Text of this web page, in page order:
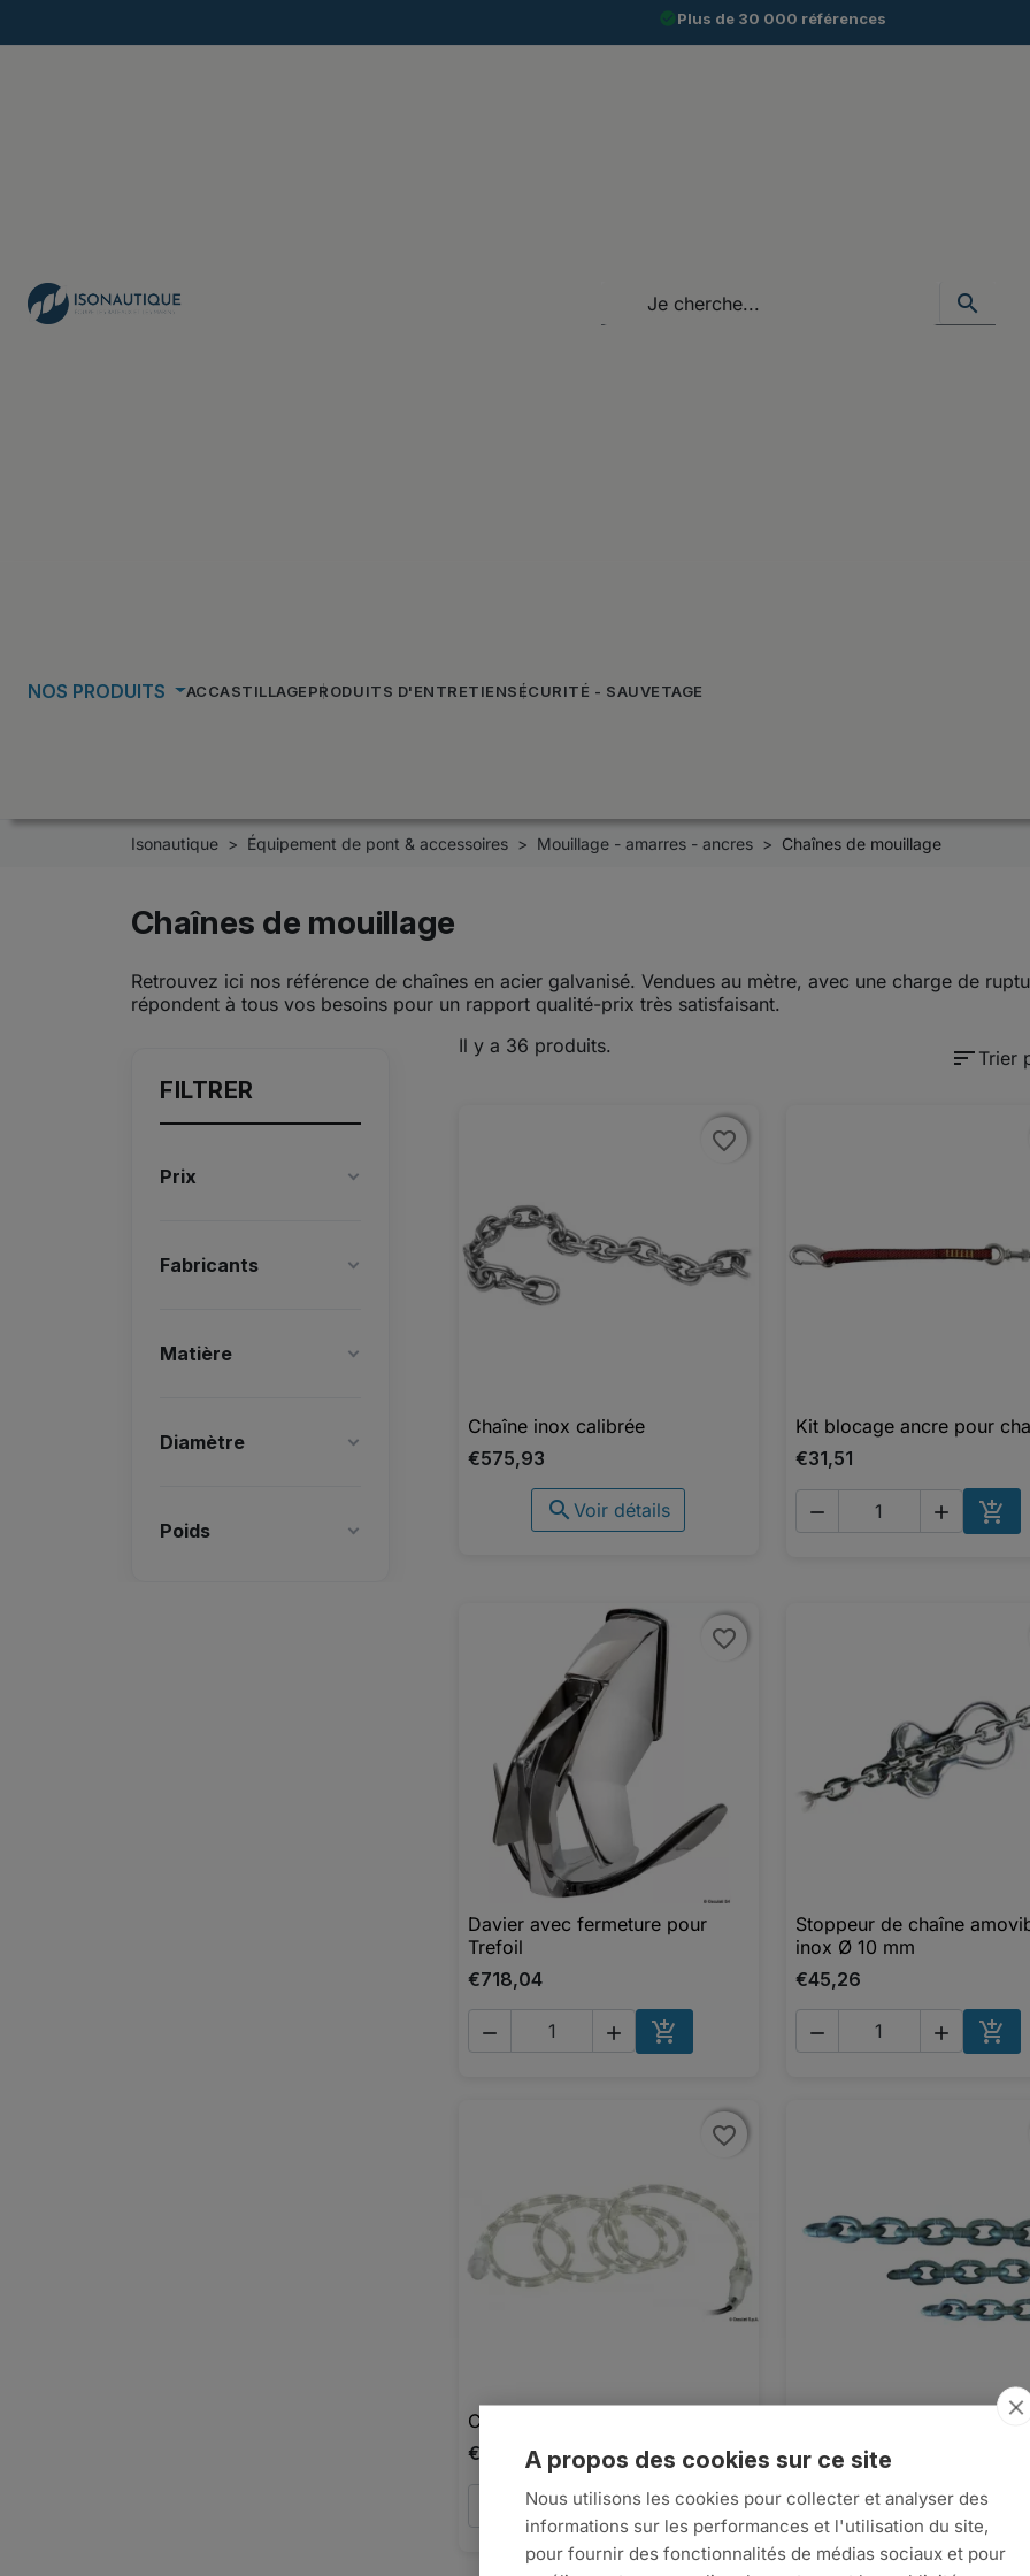
A propos des cookies sur ce site
Nous utilisons les cookies pour collecter et analyser des
informations sur les performances et l'utilisation du site,
pour fournir des fonctionnalités de médias sociaux et pour
check_circlePlus de 30 000 références
search
NOS PRODUITS ACCASTILLAGEPRODUITS D'ENTRETIENSÉCURITÉ - SAUVETAGE
Isonautique Équipement de pont & accessoires Mouillage - amarres - ancres Chaînes de mouillage
Chaînes de mouillage
Retrouvez ici nos référence de chaînes en acier galvanisé. Vendues au mètre, avec une charge de
répondent à tous vos besoins pour un rapport qualité-prix très satisfaisant.
FILTRER
Prix
Fabricants
Matière
Diamètre
Poids
Il y a 36 produits. sort Trier
favorite_border
favorite_border
 Aperçu rapide
Chaîne inox calibrée
€575,93
Voir détails
 Aperçu rapide
Kit blocage ancre pour
€31,51
  
favorite_border
favorite_border
 Aperçu rapide
Davier avec fermeture pour
Trefoil
€718,04
  
AJOUTER AU PANIER
 Aperçu rapide
Stoppeur de chaîne
inox Ø 10 mm
€45,26
  
favorite_border
favorite_border
Chaîne de led bleue - 2m 12V
€56,05
 
AJOUTER AU PANIER
ISO/DIN - fût 30m
  